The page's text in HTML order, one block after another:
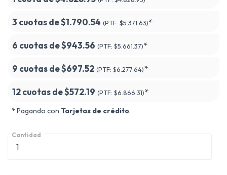
3 cuotas de$1.790.54 (PTF: $5.371.63)*
6 cuotas de$943.56 (PTF: $5.661.37)*
9 cuotas de$697.52 (PTF: $6.277.64)*
12 cuotas de$572.19 (PTF: $6.866.31)*
* Pagando con Tarjetas de crédito.
Cantidad